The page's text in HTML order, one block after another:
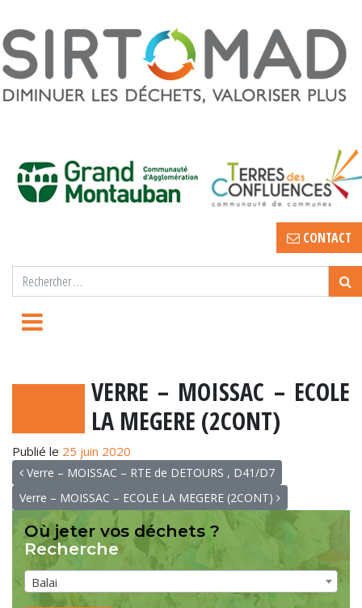
CONTACT
VERRE – MOISSAC – ECOLE
LA MEGERE (2CONT)
Publié le 25 juin 2020
NAVIGATION
Verre – MOISSAC – RTE de DETOURS , D41/D7
Verre – MOISSAC – ECOLE LA MEGERE (2CONT)
Où jeter vos déchets ?
Recherche
Balai